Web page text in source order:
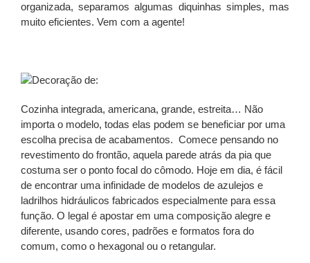
organizada, separamos algumas diquinhas simples, mas
muito eficientes. Vem com a agente!
Cozinha integrada, americana, grande, estreita… Não
importa o modelo, todas elas podem se beneficiar por uma
escolha precisa de acabamentos. Comece pensando no
revestimento do frontão, aquela parede atrás da pia que
costuma ser o ponto focal do cômodo. Hoje em dia, é fácil
de encontrar uma infinidade de modelos de azulejos e
ladrilhos hidráulicos fabricados especialmente para essa
função. O legal é apostar em uma composição alegre e
diferente, usando cores, padrões e formatos fora do
comum, como o hexagonal ou o retangular.